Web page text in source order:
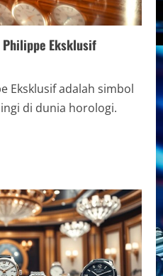
Philippe Eksklusif
Eksklusif adalah simbol
di dunia horologi.